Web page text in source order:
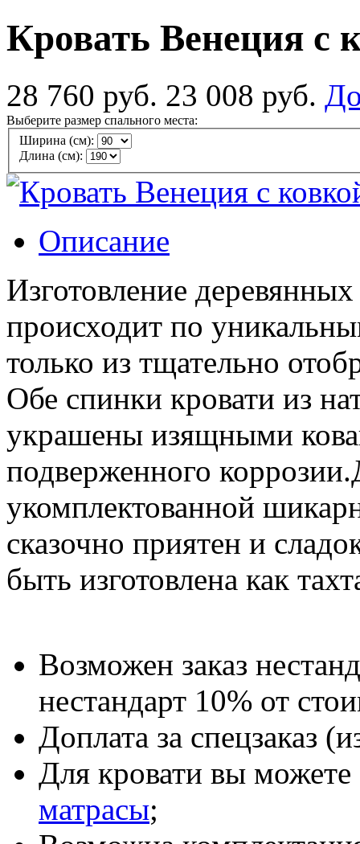
Кровать Венеция с
28 760 руб. 23 008 руб.
Выберите размер спального места:
Ширина (см):
Длина (см):
Описание
Изготовление
происходит по
только из тщательно
Обе спинки кровати из
украшены изящными
подверженного
укомплектованной
сказочно приятен и
быть изготовлена как
Возможен заказ
нестандарт 10% от
Доплата за спецзаказ
Для кровати вы можете
матрасы;